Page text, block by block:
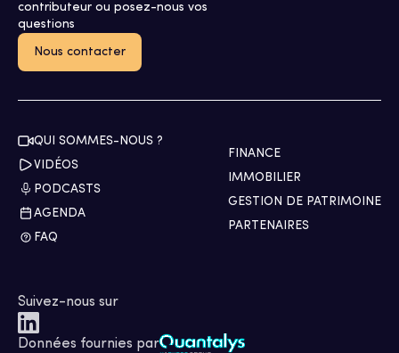
contributeur ou posez-nous vos
questions
Nous contacter
QUI SOMMES-NOUS ?
VIDÉOS
PODCASTS
AGENDA
FAQ
FINANCE
IMMOBILIER
GESTION DE PATRIMOINE
PARTENAIRES
Suivez-nous sur
Données fournies par